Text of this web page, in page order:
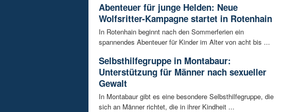
Abenteuer für junge Helden: Neue
Wolfsritter-Kampagne startet in Rotenhain
In Rotenhain beginnt nach den Sommerferien ein
spannendes Abenteuer für Kinder im Alter von acht bis ...
Selbsthilfegruppe in Montabaur:
Unterstützung für Männer nach sexueller
Gewalt
In Montabaur gibt es eine besondere Selbsthilfegruppe, die
sich an Männer richtet, die in ihrer Kindheit ...